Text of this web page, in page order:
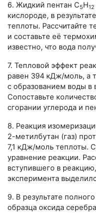
6. Жидкий пентан С5Н12
кислороде, в
теплоты. Рассчитайте
и составьте её
известно, что вода
7. Тепловой эффект
равен 394 кДж/моль, а
с образованием воды в
Сопоставьте
сгорании углерода и
8. Реакция
2-метилбутан (газ)
7,1 кДж/моль теплоты.
уравнение реакции.
вступившего в
эксперимента
9. В результате
образца оксида